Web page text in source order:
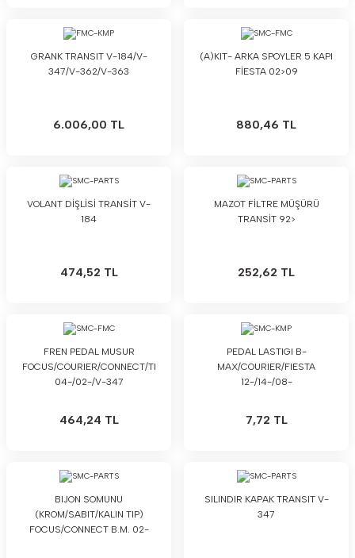
GRANK TRANSIT V-184/V-
347/V-362/V-363
6.006,00 TL
(A)KIT- ARKA SPOYLER 5 KAPI
FİESTA 02>09
880,46 TL
VOLANT DİŞLİSİ TRANSİT V-
184
474,52 TL
MAZOT FİLTRE MÜŞÜRÜ
TRANSİT 92>
252,62 TL
FREN PEDAL MUSUR
FOCUS/COURIER/CONNECT/TRANSIT
04-/02-/V-347
464,24 TL
PEDAL LASTIGI B-
MAX/COURIER/FIESTA
12-/14-/08-
7,72 TL
BIJON SOMUNU
(KROM/SABIT/KALIN TIP)
FOCUS/CONNECT B.M. 02-
SILINDIR KAPAK TRANSIT V-
347